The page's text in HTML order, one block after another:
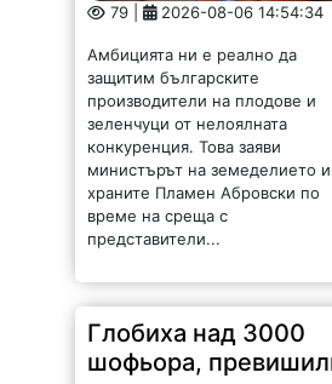
конкуренция. Това заяви
храните Пламен Абровски по
време на среща с
представители...
Глобиха над 3000
шофьора, превишили
скоростта във
Врачанско